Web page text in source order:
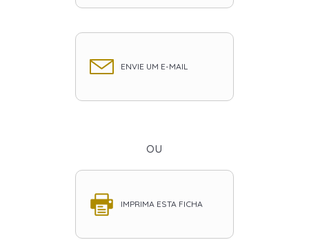
ENVIE UM E-MAIL
ou
IMPRIMA ESTA FICHA